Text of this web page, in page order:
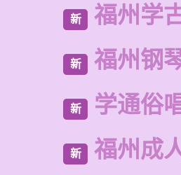
新 福州学
新 福州钢
新 学通俗
新 福州成